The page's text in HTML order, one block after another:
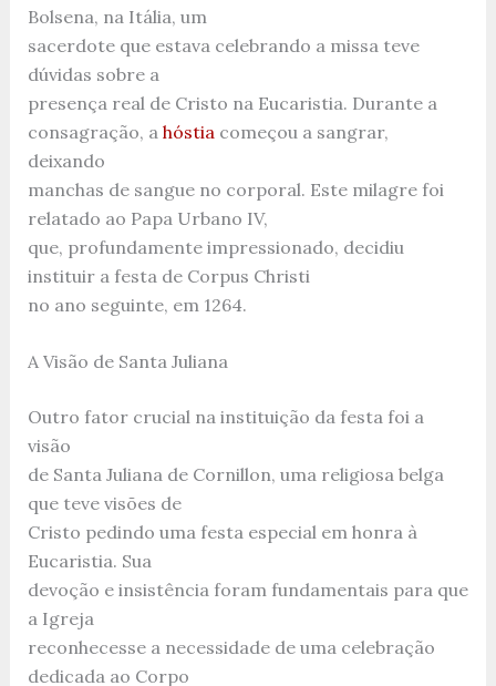
Bolsena, na Itália, um
sacerdote que estava celebrando a missa teve
dúvidas sobre a
presença real de Cristo na Eucaristia. Durante a
consagração, a hóstia começou a sangrar,
deixando
manchas de sangue no corporal. Este milagre foi
relatado ao Papa Urbano IV,
que, profundamente impressionado, decidiu
instituir a festa de Corpus Christi
no ano seguinte, em 1264.
A Visão de Santa Juliana
Outro fator crucial na instituição da festa foi a
visão
de Santa Juliana de Cornillon, uma religiosa belga
que teve visões de
Cristo pedindo uma festa especial em honra à
Eucaristia. Sua
devoção e insistência foram fundamentais para que
a Igreja
reconhecesse a necessidade de uma celebração
dedicada ao Corpo